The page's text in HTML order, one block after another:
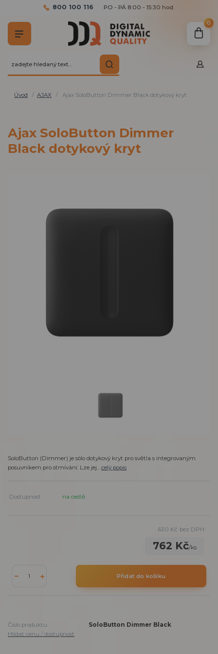
800 100 116 PO - PÁ 8:00 - 15:30 hod.
0
Úvod AJAX Ajax SoloButton Dimmer Black dotykový kryt
Ajax SoloButton Dimmer
Black dotykový kryt
SoloButton (Dimmer) je sólo dotykový kryt pro světla s integrovaným
posuvníkem pro stmívání. Lze jej... celý popis
Dostupnost na cestě
762 Kč/ks
630 Kč bez DPH
Přidat do košíku
Číslo produktu:
SoloButton Dimmer Black
Hlídat cenu / dostupnost